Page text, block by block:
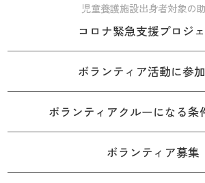
児童養護施設出身者対象の
コロナ緊急支援プロジ
ボランティア活動に参
ボランティアクルーになる条
ボランティア募集